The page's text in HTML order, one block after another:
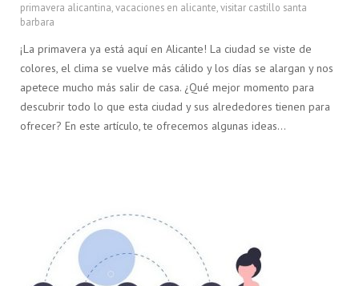
primavera alicantina vacaciones en alicante visitar castillo santa
barbara
¡La primavera ya está aquí en Alicante! La ciudad se viste de
colores, el clima se vuelve más cálido y los días se alargan y nos
apetece mucho más salir de casa. ¿Qué mejor momento para
descubrir todo lo que esta ciudad y sus alrededores tienen para
ofrecer? En este artículo, te ofrecemos algunas ideas…